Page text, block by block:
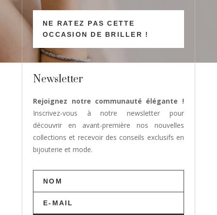
NE RATEZ PAS CETTE
OCCASION DE BRILLER !
Newsletter
Rejoignez notre communauté élégante !
Inscrivez-vous à notre newsletter pour
découvrir en avant-première nos nouvelles
collections et recevoir des conseils exclusifs en
bijouterie et mode.